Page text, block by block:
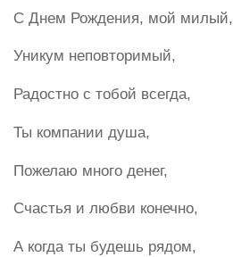
С Днем Рождения, мой милый,
Уникум неповторимый,
Радостно с тобой всегда,
Ты компании душа,
Пожелаю много денег,
Счастья и любви конечно,
А когда ты будешь рядом,